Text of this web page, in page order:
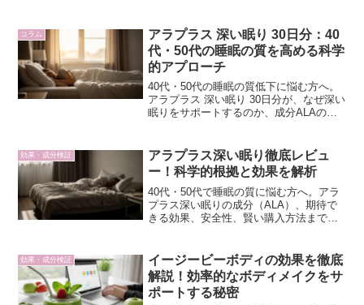
コラム
アラプラス 深い眠り 30日分：40
代・50代の睡眠の質を高める科学
的アプローチ
40代・50代の睡眠の質低下に悩む方へ。
アラプラス 深い眠り 30日分が、なぜ深い
眠りをサポートするのか、成分ALAの科
効果・成分検証
アラプラス深い眠り徹底レビュ
ー！科学的根拠と効果を解析
40代・50代で睡眠の質に悩む方へ。アラ
プラス深い眠りの成分（ALA）、期待で
きる効果、安全性、賢い購入方法まで、
解説します。
効果・成分検証
イージービーボディの効果を徹底
解説！効率的なボディメイクをサ
ポートする秘密